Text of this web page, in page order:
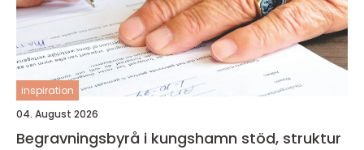
inspiration
04. August 2026
Begravningsbyrå i kungshamn stöd, struktur